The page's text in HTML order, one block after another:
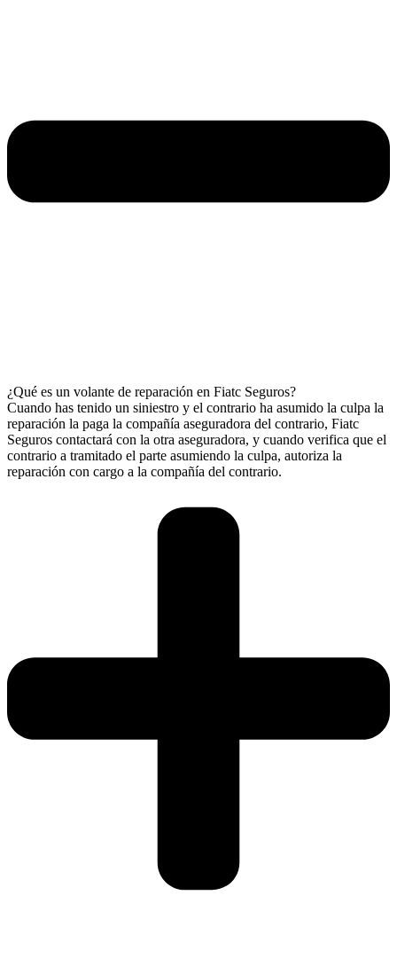
¿Qué es un volante de reparación en Fiatc Seguros?
Cuando has tenido un siniestro y el contrario ha asumido la culpa la
reparación la paga la compañía aseguradora del contrario, Fiatc
Seguros contactará con la otra aseguradora, y cuando verifica que el
contrario a tramitado el parte asumiendo la culpa, autoriza la
reparación con cargo a la compañía del contrario.